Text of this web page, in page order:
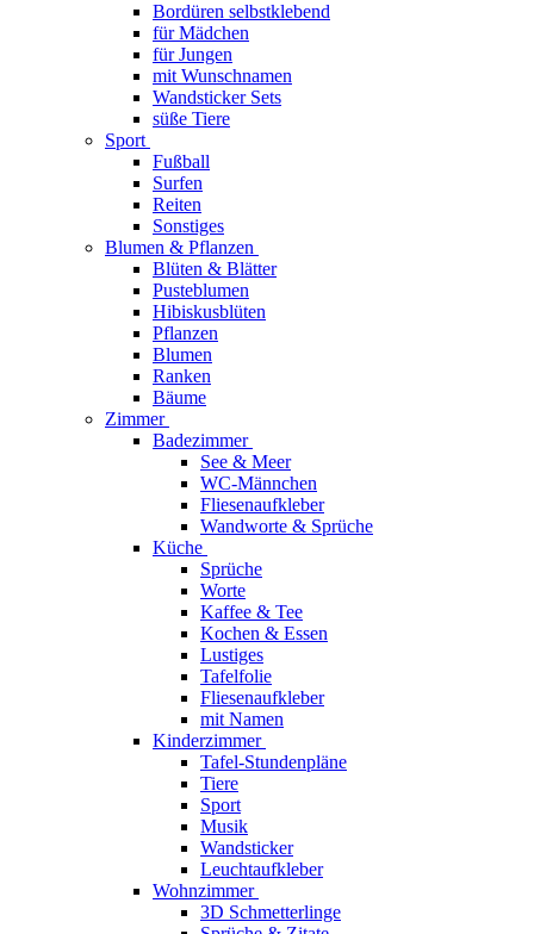
Bordüren selbstklebend
für Mädchen
für Jungen
mit Wunschnamen
Wandsticker Sets
süße Tiere
Sport
Fußball
Surfen
Reiten
Sonstiges
Blumen & Pflanzen
Blüten & Blätter
Pusteblumen
Hibiskusblüten
Pflanzen
Blumen
Ranken
Bäume
Zimmer
Badezimmer
See & Meer
WC-Männchen
Fliesenaufkleber
Wandworte & Sprüche
Küche
Sprüche
Worte
Kaffee & Tee
Kochen & Essen
Lustiges
Tafelfolie
Fliesenaufkleber
mit Namen
Kinderzimmer
Tafel-Stundenpläne
Tiere
Sport
Musik
Wandsticker
Leuchtaufkleber
Wohnzimmer
3D Schmetterlinge